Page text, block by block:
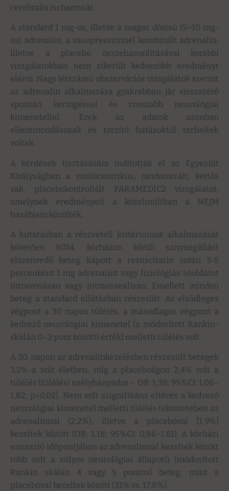
cerebralis ischaemiát.
A standard 1 mg-os, illetve a magas dózisú (5–10 mg-
os) adrenalin, a vasopresszinnel kombinált adrenalin,
illetve a placebo összehasonlításával korábbi
vizsgálatokban nem sikerült kedvezőbb eredményt
elérni. Nagy létszámú obszervációs vizsgálatok szerint
az adrenalin alkalmazása gyakrabban jár visszatérő
spontán keringéssel és rosszabb neurológiai
kimenetellel. Ezek az adatok azonban
ellentmondásosak és torzító hatásoktól terheltek
voltak.
A kérdések tisztázására indították el az Egyesült
Királyságban a multicentrikus, randomizált, kettős
vak, placebokontrollált PARAMEDIC2 vizsgálatot,
amelynek eredményeit a közelmúltban a NEJM
hasábjain közölték.
A kutatásban a részvételi kritériumok alkalmazását
követően 8014, kórházon kívüli szívmegállást
elszenvedő beteg kapott a resuscitatio során 3-5
percenként 1 mg adrenalint vagy fiziológiás sóoldatot
intravenásan vagy intraossealisan. Emellett minden
beteg a standard ellátásban részesült. Az elsődleges
végpont a 30 napos túlélés, a másodlagos végpont a
kedvező neurológiai kimenetel (a módosított Rankin-
skálán 0–3 pont közötti érték) melletti túlélés volt.
A 30. napon az adrenalinkezelésben részesült betegek
3,2%-a volt életben, míg a placeboágon 2,4% volt a
túlélés (túlélési esélyhányados – OR: 1,39; 95%CI: 1,06–
1,82; p=0,02). Nem volt szignifikáns eltérés a kedvező
neurológiai kimenetel melletti túlélés tekintetében az
adrenalinnal (2,2%), illetve a placebóval (1,9%)
kezeltek között (OR: 1,18; 95%CI: 0,86–1,61). A kórházi
emisszió időpontjában az adrenalinnal kezeltek között
több volt a súlyos neurológiai állapotú (módosított
Rankin skálán 4 vagy 5 pontos) beteg, mint a
placebóval kezeltek között (31% vs. 17,8%).